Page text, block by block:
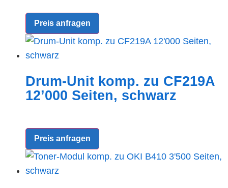
Preis anfragen
Drum-Unit komp. zu CF219A
12’000 Seiten, schwarz
Preis anfragen